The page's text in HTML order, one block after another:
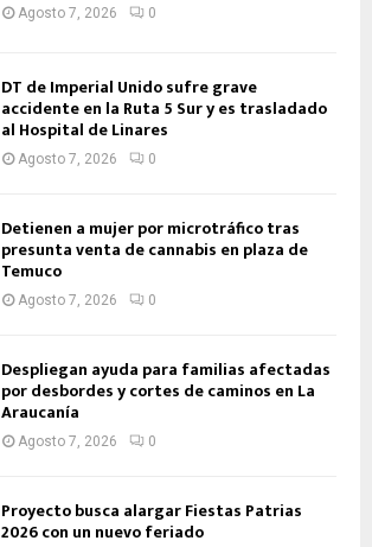
Agosto 7, 2026 0
DT de Imperial Unido sufre grave
accidente en la Ruta 5 Sur y es trasladado
al Hospital de Linares
Agosto 7, 2026 0
Detienen a mujer por microtráfico tras
presunta venta de cannabis en plaza de
Temuco
Agosto 7, 2026 0
Despliegan ayuda para familias afectadas
por desbordes y cortes de caminos en La
Araucanía
Agosto 7, 2026 0
Proyecto busca alargar Fiestas Patrias
2026 con un nuevo feriado